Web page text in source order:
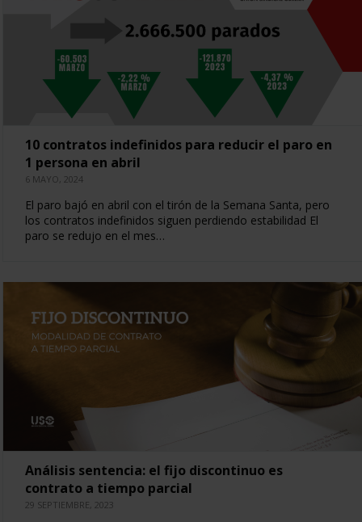
10 contratos indefinidos para reducir el paro en
1 persona en abril
6 MAYO, 2024
El paro bajó en abril con el tirón de la Semana Santa, pero
los contratos indefinidos siguen perdiendo estabilidad El
paro se redujo en el mes…
Análisis sentencia: el fijo discontinuo es
contrato a tiempo parcial
29 SEPTIEMBRE, 2023